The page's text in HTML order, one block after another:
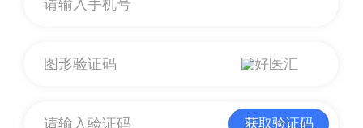
获取验证码